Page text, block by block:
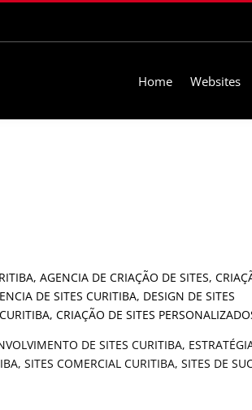
Home Websites
DE SITES CURITIBA,
SITES COMERCIAL CURITIBA, SITES DE